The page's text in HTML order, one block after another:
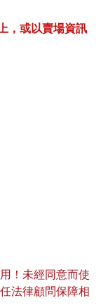
，或以賣場資訊
！未經同意而使
法律顧問保障相